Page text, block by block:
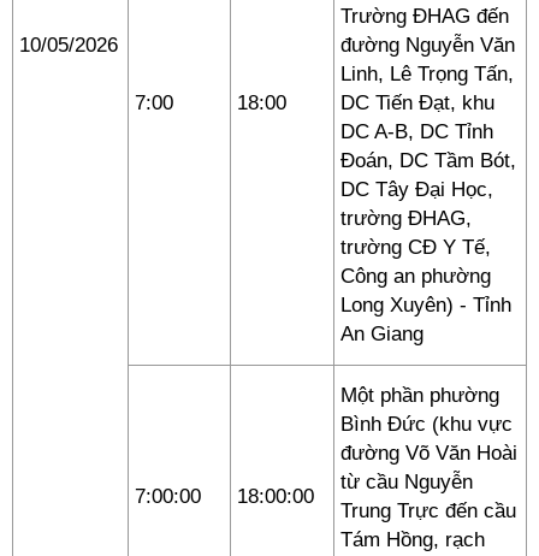
10/05/2026
7:00 18:00
Trường ĐHAG đến
đường Nguyễn Văn
Linh, Lê Trọng Tấn,
DC Tiến Đạt, khu
DC A-B, DC Tỉnh
Đoán, DC Tầm Bót,
DC Tây Đại Học,
trường ĐHAG,
trường CĐ Y Tế,
Công an phường
Long Xuyên) - Tỉnh
An Giang
7:00:00 18:00:00
Một phần phường
Bình Đức (khu vực
đường Võ Văn Hoài
từ cầu Nguyễn
Trung Trực đến cầu
Tám Hồng, rạch